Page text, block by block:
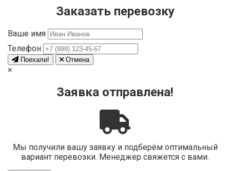
Заказать перевозку
Ваше имя
Телефон
Поехали! Отмена
×
Заявка отправлена!
Мы получили вашу заявку и подберём оптимальный
вариант перевозки. Менеджер свяжется с вами.